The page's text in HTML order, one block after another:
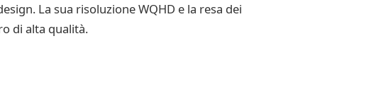
La sua risoluzione WQHD e la resa dei
di alta qualità.